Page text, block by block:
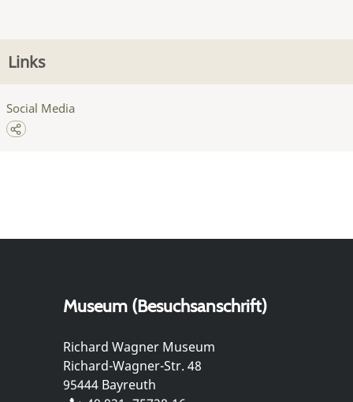
Links
Social Media
Museum (Besuchsanschrift)
Richard Wagner Museum
Richard-Wagner-Str. 48
95444 Bayreuth